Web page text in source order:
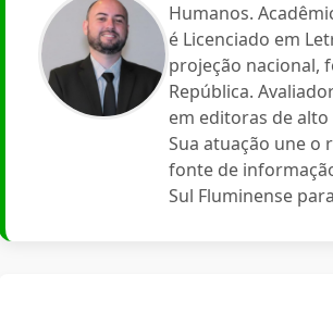
Humanos.
é Licenciado em
projeção nacional,
República.
em editoras de alto
Sua atuação une o
fonte de
Sul Fluminense